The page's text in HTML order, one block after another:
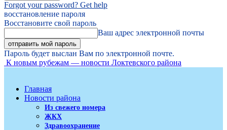
Forgot your password? Get help
восстановление пароля
Восстановите свой пароль
Ваш адрес электронной почты
Пароль будет выслан Вам по электронной почте.
К новым рубежам — новости Локтевского района
Главная
Новости района
Из свежего номера
ЖКХ
Здравоохранение